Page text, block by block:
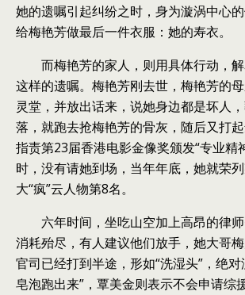
她的遗嘱引起纠纷之时，身为漩涡中心
给梅艳芳做最后一件衣服：她的寿衣。
而梅艳芳的家人，则用具体行动，解
这样的遗嘱。梅艳芳刚去世，梅艳芳的
灵堂，并放出话来，说她身边都是坏人
落，就跑去抢梅艳芳的骨灰，随后又打
指责第23届香港电影金像奖颁发“专业精
时，没有请她到场，当年年底，她就荣
大“疯”云人物第8名。
六年时间，坐吃山空加上高昂的律师
消耗殆尽，有人建议他们放手，她大哥
官司已经打到半途，形如“洗湿头”，绝
皂泡跑出来”，覃美金则表示不会申请综